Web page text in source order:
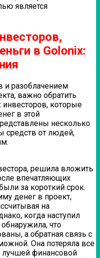
является
в Golonix:
и разоблачением
важно обратить
которые
в этой
несколько
средств от людей,
решила вложить
впечатляющих
за короткий срок.
денег в проект,
на
когда наступил
что
а обратная связь с
Она потеряла все
финансовой